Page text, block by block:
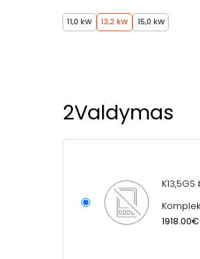
11,0 kW 13,2 kW 15,0 kW
2Valdymas
1918.00€